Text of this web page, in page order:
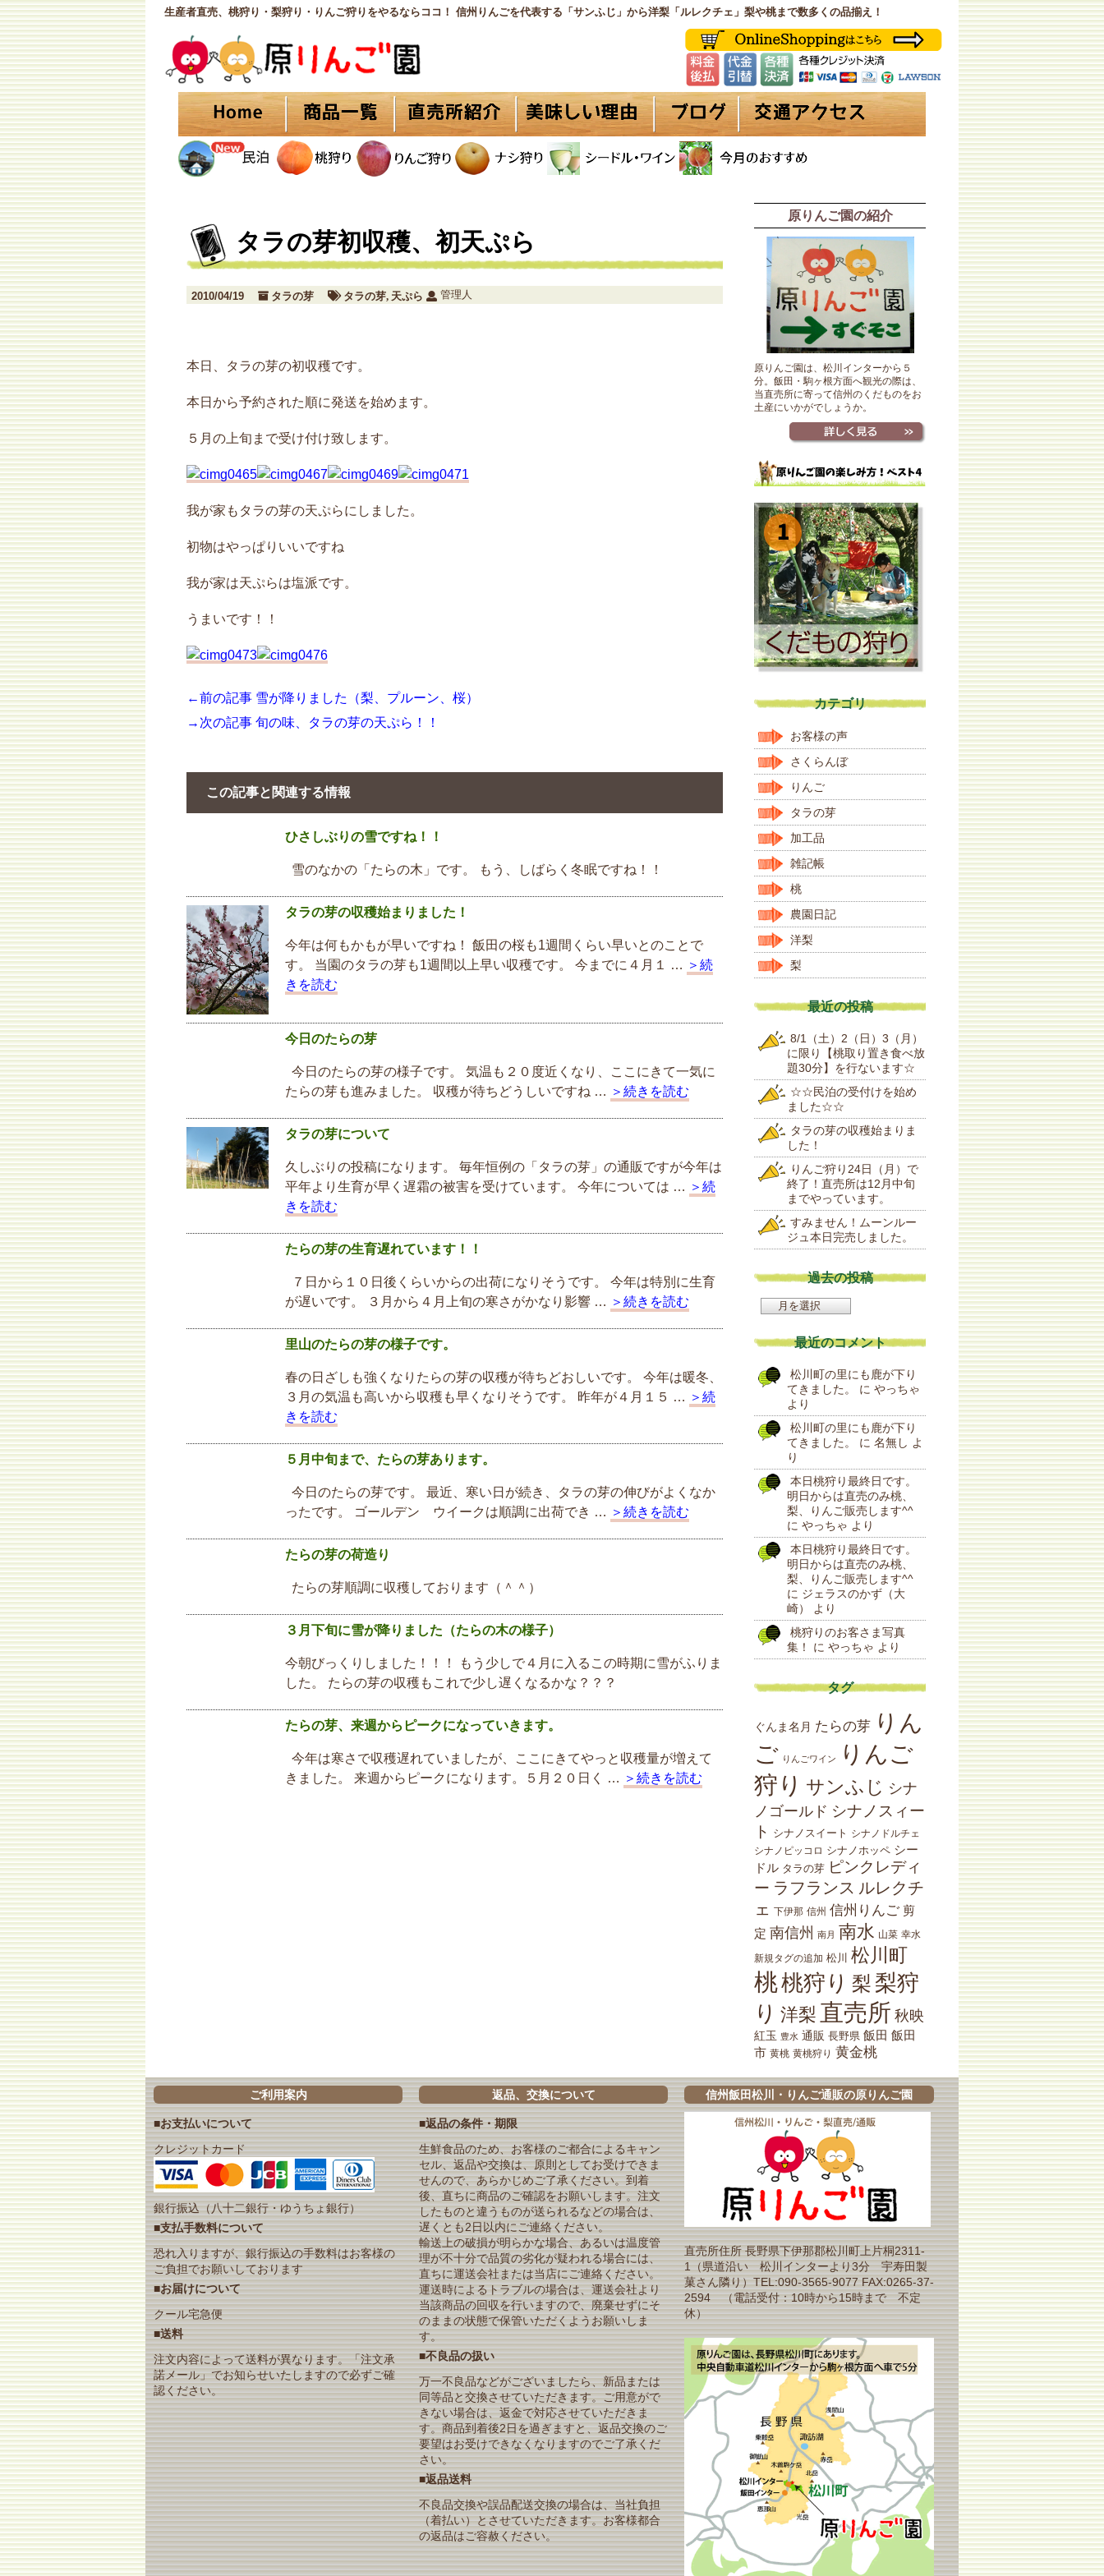
生産者直売、桃狩り・梨狩り・りんご狩りをやるならココ！ 信州りんごを代表する「サンふじ」から洋梨「ルレクチェ」梨や桃まで数多くの品揃え！
タラの芽初収穫、初天ぷら
2010/04/19 タラの芽 タラの芽, 天ぷら 管理人
本日、タラの芽の初収穫です。
本日から予約された順に発送を始めます。
５月の上旬まで受け付け致します。
我が家もタラの芽の天ぷらにしました。
初物はやっぱりいいですね
我が家は天ぷらは塩派です。
うまいです！！
←前の記事 雪が降りました（梨、プルーン、桜）
→次の記事 旬の味、タラの芽の天ぷら！！
この記事と関連する情報
ひさしぶりの雪ですね！！
雪のなかの「たらの木」です。 もう、しばらく冬眠ですね！！
タラの芽の収穫始まりました！
今年は何もかもが早いですね！ 飯田の桜も1週間くらい早いとのことで
す。 当園のタラの芽も1週間以上早い収穫です。 今までに４月１ … ＞続
きを読む
今日のたらの芽
今日のたらの芽の様子です。 気温も２０度近くなり、ここにきて一気に
たらの芽も進みました。 収穫が待ちどうしいですね … ＞続きを読む
タラの芽について
久しぶりの投稿になります。 毎年恒例の「タラの芽」の通販ですが今年は
平年より生育が早く遅霜の被害を受けています。 今年については … ＞続
きを読む
たらの芽の生育遅れています！！
７日から１０日後くらいからの出荷になりそうです。 今年は特別に生育
が遅いです。 ３月から４月上旬の寒さがかなり影響 … ＞続きを読む
里山のたらの芽の様子です。
春の日ざしも強くなりたらの芽の収穫が待ちどおしいです。 今年は暖冬、
３月の気温も高いから収穫も早くなりそうです。 昨年が４月１５ … ＞続
きを読む
５月中旬まで、たらの芽あります。
今日のたらの芽です。 最近、寒い日が続き、タラの芽の伸びがよくなか
ったです。 ゴールデン ウイークは順調に出荷でき … ＞続きを読む
たらの芽の荷造り
たらの芽順調に収穫しております（＾＾）
３月下旬に雪が降りました（たらの木の様子）
今朝びっくりしました！！！ もう少しで４月に入るこの時期に雪がふりま
した。 たらの芽の収穫もこれで少し遅くなるかな？？？
たらの芽、来週からピークになっていきます。
今年は寒さで収穫遅れていましたが、ここにきてやっと収穫量が増えて
きました。 来週からピークになります。５月２０日く … ＞続きを読む
原りんご園の紹介
原りんご園は、松川インターから５
分。飯田・駒ヶ根方面へ観光の際は、
当直売所に寄って信州のくだものをお
土産にいかがでしょうか。
カテゴリ
お客様の声
さくらんぼ
りんご
タラの芽
加工品
雑記帳
桃
農園日記
洋梨
梨
最近の投稿
8/1（土）2（日）3（月）
に限り【桃取り置き食べ放
題30分】を行ないます☆
☆☆民泊の受付けを始め
ました☆☆
タラの芽の収穫始まりま
した！
りんご狩り24日（月）で
終了！直売所は12月中旬
までやっています。
すみません！ムーンルー
ジュ本日完売しました。
過去の投稿
去
投
最近のコメント
松川町の里にも鹿が下り
てきました。
に やっちゃ
より
松川町の里にも鹿が下り
てきました。
に 名無し よ
り
本日桃狩り最終日です。
明日からは直売のみ桃、
梨、りんご販売します^^
に やっちゃ より
本日桃狩り最終日です。
明日からは直売のみ桃、
梨、りんご販売します^^
に ジェラスのかず（大
崎）
より
桃狩りのお客さま写真
集！
に やっちゃ より
タグ
ぐんま名月 たらの芽 りん
ご りんごワイン
りんご
狩り サンふじ シナ
ノゴールド シナノスィー
ト シナノスイート シナノドルチェ
シナノピッコロ シナノホッペ シー
ドル タラの芽 ピンクレディ
ー ラフランス ルレクチ
ェ 下伊那 信州 信州りんご 剪
定 南信州 南月 南水 山菜 幸水
新規タグの追加 松川 松川町
桃桃狩り 梨 梨狩
り 洋梨 直売所 秋映
紅玉 豊水 通販 長野県 飯田 飯田
市 黄桃 黄桃狩り 黄金桃
ご利用案内
■お支払いについて
クレジットカード
銀行振込（八十二銀行・ゆうちょ銀行）
■支払手数料について
恐れ入りますが、銀行振込の手数料はお客様の
ご負担でお願いしております
■お届けについて
クール宅急便
■送料
注文内容によって送料が異なります。「注文承
諾メール」でお知らせいたしますので必ずご確
認ください。
返品、交換について
■返品の条件・期限
生鮮食品のため、お客様のご都合によるキャン
セル、返品や交換は、原則としてお受けできま
せんので、あらかじめご了承ください。到着
後、直ちに商品のご確認をお願いします。注文
したものと違うものが送られるなどの場合は、
遅くとも2日以内にご連絡ください。
輸送上の破損が明らかな場合、あるいは温度管
理が不十分で品質の劣化が疑われる場合には、
直ちに運送会社または当店にご連絡ください。
運送時によるトラブルの場合は、運送会社より
当該商品の回収を行いますので、廃棄せずにそ
のままの状態で保管いただくようお願いしま
す。
■不良品の扱い
万一不良品などがございましたら、新品または
同等品と交換させていただきます。ご用意がで
きない場合は、返金で対応させていただきま
す。商品到着後2日を過ぎますと、返品交換のご
要望はお受けできなくなりますのでご了承くだ
さい。
■返品送料
不良品交換や誤品配送交換の場合は、当社負担
（着払い）とさせていただきます。お客様都合
の返品はご容赦ください。
信州飯田松川・りんご通販の原りんご園
直売所住所 長野県下伊那郡松川町上片桐2311-
1（県道沿い 松川インターより3分 宇寿田製
菓さん隣り）TEL:090-3565-9077 FAX:0265-37-
2594 （電話受付：10時から15時まで 不定
休）